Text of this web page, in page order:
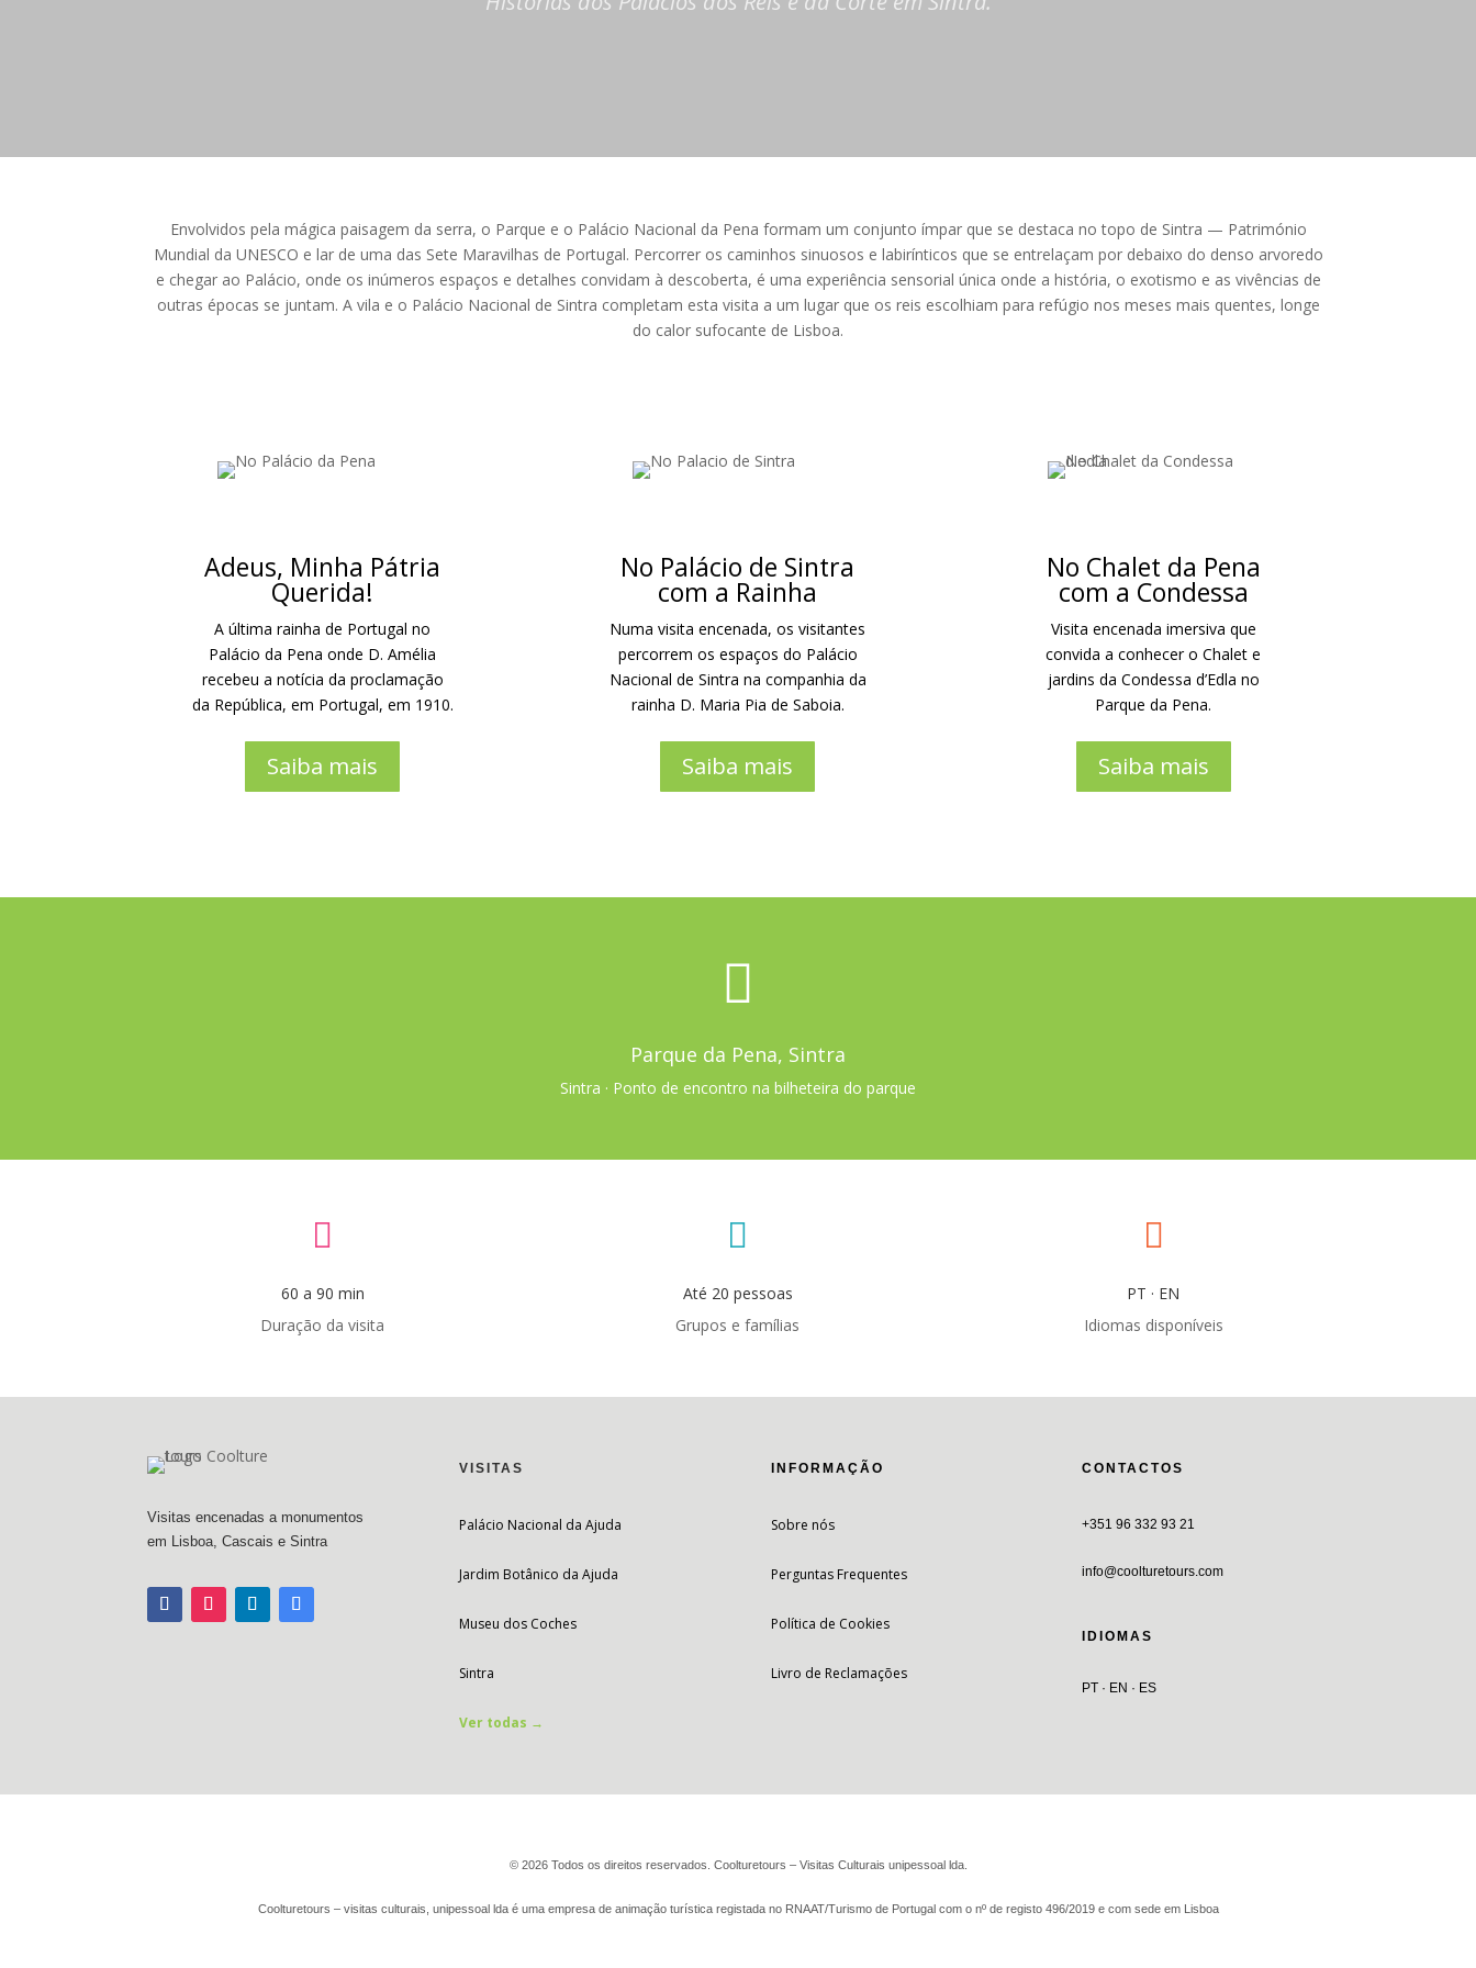
Envolvidos pela mágica paisagem da serra, o Parque e o Palácio Nacional da Pena formam um conjunto ímpar que se destaca no topo de Sintra — Património
Mundial da UNESCO e lar de uma das Sete Maravilhas de Portugal. Percorrer os caminhos sinuosos e labirínticos que se entrelaçam por debaixo do denso arvoredo
e chegar ao Palácio, onde os inúmeros espaços e detalhes convidam à descoberta, é uma experiência sensorial única onde a história, o exotismo e as vivências de
outras épocas se juntam. A vila e o Palácio Nacional de Sintra completam esta visita a um lugar que os reis escolhiam para refúgio nos meses mais quentes, longe
do calor sufocante de Lisboa.
Adeus, Minha Pátria
Querida!
A última rainha de Portugal no
Palácio da Pena onde D. Amélia
recebeu a notícia da proclamação
da República, em Portugal, em 1910.
Saiba mais
No Palácio de Sintra
com a Rainha
Numa visita encenada, os visitantes
percorrem os espaços do Palácio
Nacional de Sintra na companhia da
rainha D. Maria Pia de Saboia.
Saiba mais
No Chalet da Pena
com a Condessa
Visita encenada imersiva que
convida a conhecer o Chalet e
jardins da Condessa d’Edla no
Parque da Pena.
Saiba mais

Parque da Pena, Sintra
Sintra · Ponto de encontro na bilheteira do parque

60 a 90 min
Duração da visita

Até 20 pessoas
Grupos e famílias

PT · EN
Idiomas disponíveis
Visitas encenadas a monumentos
em Lisboa, Cascais e Sintra
VISITAS
Palácio Nacional da Ajuda
Jardim Botânico da Ajuda
Museu dos Coches
Sintra
Ver todas →
INFORMAÇÃO
Sobre nós
Perguntas Frequentes
Política de Cookies
Livro de Reclamações
CONTACTOS
+351 96 332 93 21
info@coolturetours.com
IDIOMAS
PT · EN · ES
© 2026 Todos os direitos reservados. Coolturetours – Visitas Culturais unipessoal lda.
Coolturetours – visitas culturais, unipessoal lda é uma empresa de animação turística registada no RNAAT/Turismo de Portugal com o nº de registo 496/2019 e com sede em Lisboa